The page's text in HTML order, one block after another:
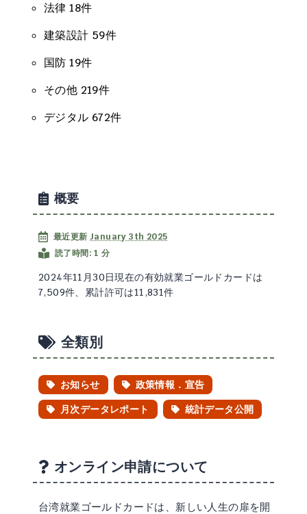
法律 18件
建築設計 59件
国防 19件
その他 219件
デジタル 672件
概要
最近更新 January 3th 2025
読了時間: 1 分
2024年11月30日現在の有効就業ゴールドカードは
7,509件、累計許可は11,831件
全類別
お知らせ
政策情報．宣告
月次データレポート
統計データ公開
オンライン申請について
台湾就業ゴールドカードは、新しい人生の扉を開